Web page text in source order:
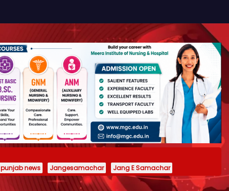
punjab news Jangesamachar Jang E Samachar